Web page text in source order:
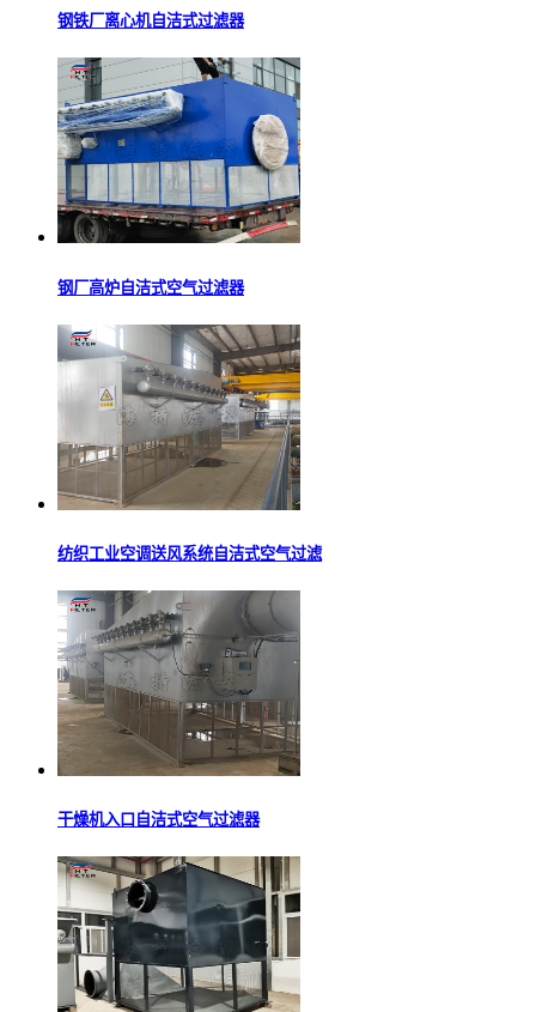
钢铁厂离心机自洁式过滤器
钢厂高炉自洁式空气过滤器
纺织工业空调送风系统自洁式空气过滤
干燥机入口自洁式空气过滤器